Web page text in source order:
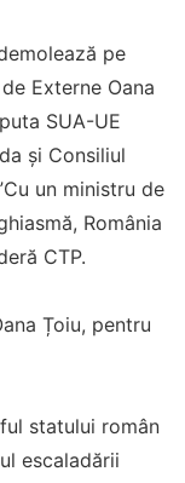
pe
Externe Oana
SUA-UE
și Consiliul
un ministru de
România
CTP.
Țoiu, pentru
statului român
escaladării